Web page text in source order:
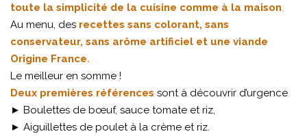
toute la simplicité de la cuisine comme à la maison
Au menu, des recettes sans colorant, sans
conservateur, sans arôme artificiel et une viande
Origine France.
Le meilleur en somme !
Deux premières références sont à découvrir d’urgence
► Boulettes de bœuf, sauce tomate et riz,
► Aiguillettes de poulet à la crème et riz.